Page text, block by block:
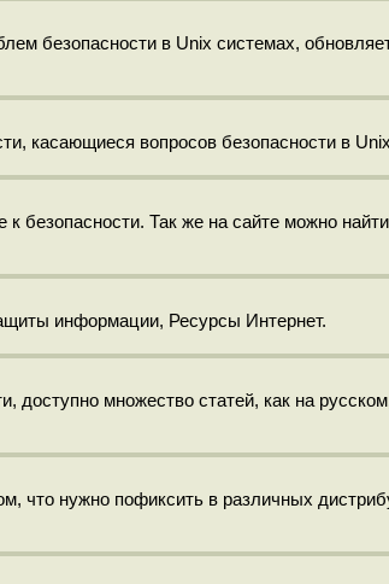
безопасности в Unix системах,
касающиеся вопросов безопасности в
безопасности. Так же на сайте можно
информации, Ресурсы Интернет.
множество статей, как на
что нужно пофиксить в различных